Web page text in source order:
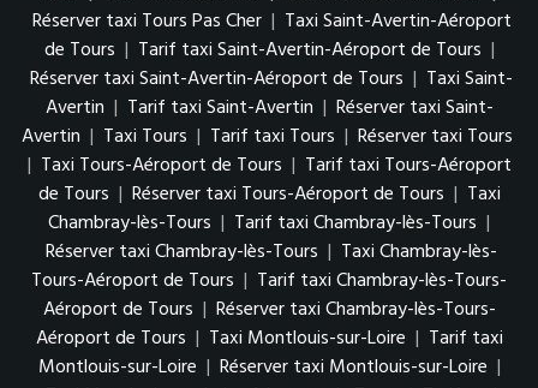
Réserver taxi Tours Pas Cher | Taxi Saint-Avertin-Aéroport
de Tours | Tarif taxi Saint-Avertin-Aéroport de Tours |
Réserver taxi Saint-Avertin-Aéroport de Tours | Taxi Saint-
Avertin | Tarif taxi Saint-Avertin | Réserver taxi Saint-
Avertin | Taxi Tours | Tarif taxi Tours | Réserver taxi Tours
| Taxi Tours-Aéroport de Tours | Tarif taxi Tours-Aéroport
de Tours | Réserver taxi Tours-Aéroport de Tours | Taxi
Chambray-lès-Tours | Tarif taxi Chambray-lès-Tours |
Réserver taxi Chambray-lès-Tours | Taxi Chambray-lès-
Tours-Aéroport de Tours | Tarif taxi Chambray-lès-Tours-
Aéroport de Tours | Réserver taxi Chambray-lès-Tours-
Aéroport de Tours | Taxi Montlouis-sur-Loire | Tarif taxi
Montlouis-sur-Loire | Réserver taxi Montlouis-sur-Loire |